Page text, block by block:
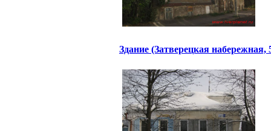
Здание (Затверецкая набережная,